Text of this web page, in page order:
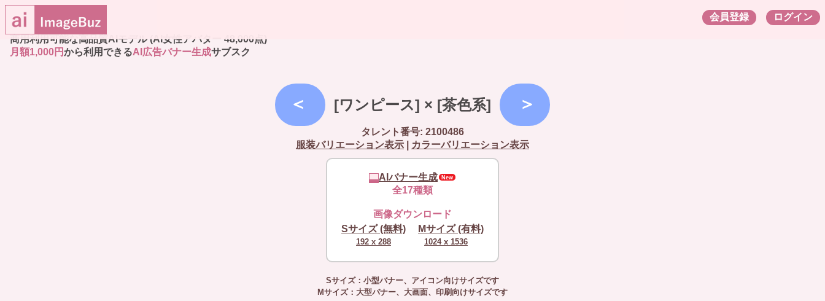
ログイン
会員登録
商用利用可能な高品質AIモデル (AI女性アバター 48,000点)
月額1,000円から利用できるAI広告バナー生成サブスク
[ワンピース] × [茶色系]
タレント番号: 2100486
服装バリエーション表示
カラーバリエーション表示
AIバナー生成
全17種類
画像ダウンロード
Sサイズ (無料)
192 x 288
Mサイズ (有料)
1024 x 1536
Sサイズ：小型バナー、アイコン向けサイズです
Mサイズ：大型バナー、大画面、印刷向けサイズです